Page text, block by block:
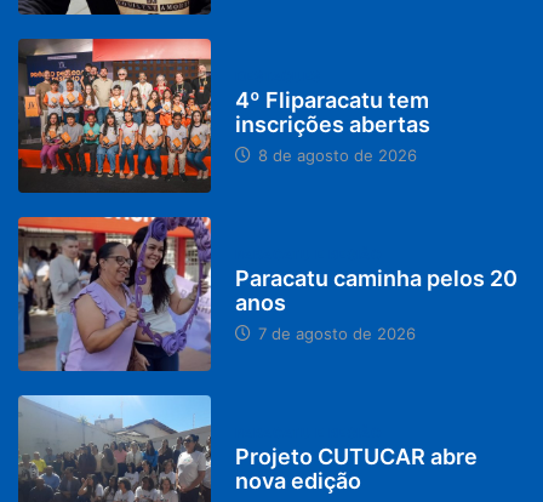
4º Fliparacatu tem
inscrições abertas
8 de agosto de 2026
Paracatu caminha pelos 20
anos
7 de agosto de 2026
Projeto CUTUCAR abre
nova edição